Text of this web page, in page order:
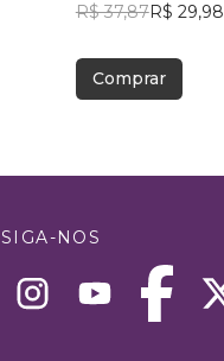
R$ 37,87R$ 29,98
Comprar
SIGA-NOS